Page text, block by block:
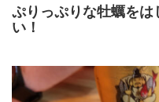
ぷりっぷりな牡蠣を
い！